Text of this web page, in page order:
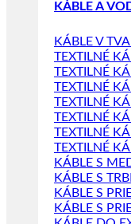
KÁBLE A
KÁBLE V
TEXTILNÉ
TEXTILNÉ
TEXTILNÉ
TEXTILNÉ
TEXTILNÉ
TEXTILNÉ
TEXTILNÉ
KÁBLE S
KÁBLE S
KÁBLE S
KÁBLE S